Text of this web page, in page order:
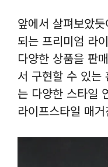
앞에서 살펴보았
되는 프리미엄 라
다양한 상품을 판
서 구현할 수 있는
는 다양한 스타일
라이프스타일 매